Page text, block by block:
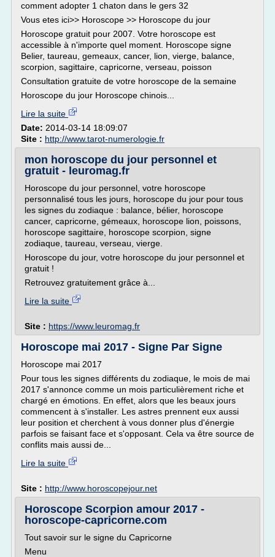
comment adopter 1 chaton dans le gers 32
Vous etes ici>> Horoscope >> Horoscope du jour
Horoscope gratuit pour 2007. Votre horoscope est
accessible à n'importe quel moment. Horoscope signe
Belier, taureau, gemeaux, cancer, lion, vierge, balance,
scorpion, sagittaire, capricorne, verseau, poisson
Consultation gratuite de votre horoscope de la semaine
Horoscope du jour Horoscope chinois...
Lire la suite
Date: 2014-03-14 18:09:07
Site : http://www.tarot-numerologie.fr
mon horoscope du jour personnel et
gratuit - leuromag.fr
Horoscope du jour personnel, votre horoscope
personnalisé tous les jours, horoscope du jour pour tous
les signes du zodiaque : balance, bélier, horoscope
cancer, capricorne, gémeaux, horoscope lion, poissons,
horoscope sagittaire, horoscope scorpion, signe
zodiaque, taureau, verseau, vierge.
Horoscope du jour, votre horoscope du jour personnel et
gratuit !
Retrouvez gratuitement grâce à...
Lire la suite
Site : https://www.leuromag.fr
Horoscope mai 2017 - Signe Par Signe
Horoscope mai 2017
Pour tous les signes différents du zodiaque, le mois de mai
2017 s'annonce comme un mois particulièrement riche et
chargé en émotions. En effet, alors que les beaux jours
commencent à s'installer. Les astres prennent eux aussi
leur position et cherchent à vous donner plus d'énergie
parfois se faisant face et s'opposant. Cela va être source de
conflits mais aussi de...
Lire la suite
Site : http://www.horoscopejour.net
Horoscope Scorpion amour 2017 -
horoscope-capricorne.com
Tout savoir sur le signe du Capricorne
Menu